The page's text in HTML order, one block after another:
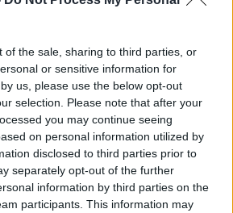
of the sale, sharing to third parties, or
or sensitive information for
us, please use the below opt-out
selection. Please note that after your
you may continue seeing
on personal information utilized by
disclosed to third parties prior to
separately opt-out of the further
information by third parties on the
participants. This information may